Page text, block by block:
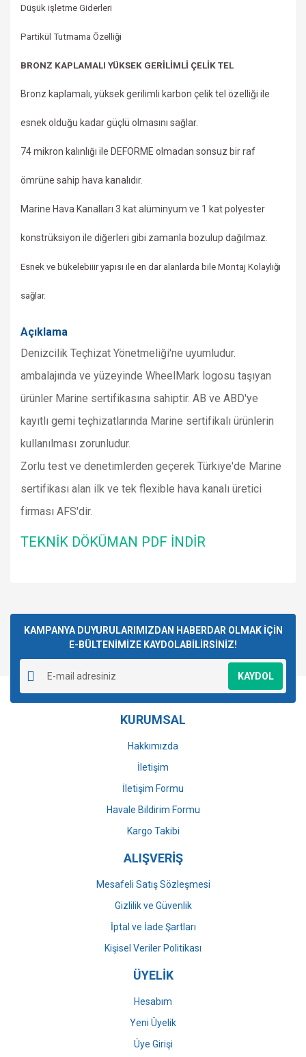
Düşük işletme Giderleri
Partikül Tutmama Özelliği
BRONZ KAPLAMALI YÜKSEK GERİLİMLİ ÇELİK TEL
Bronz kaplamalı, yüksek gerilimli karbon çelik tel özelliği ile
esnek olduğu kadar güçlü olmasını sağlar.
74 mikron kalınlığı ile DEFORME olmadan sonsuz bir raf
ömrüne sahip hava kanalıdır.
Marine Hava Kanalları 3 kat alüminyum ve 1 kat polyester
konstrüksiyon ile diğerleri gibi zamanla bozulup dağılmaz.
Esnek ve bükelebiiir yapısı ile en dar alanlarda bile Montaj Kolaylığı
sağlar.
Açıklama
Denizcilik Teçhizat Yönetmeliği'ne uyumludur.
ambalajında ve yüzeyinde WheelMark logosu taşıyan
ürünler Marine sertifikasına sahiptir. AB ve ABD'ye
kayıtlı gemi teçhizatlarında Marine sertifikalı ürünlerin
kullanılması zorunludur.
Zorlu test ve denetimlerden geçerek Türkiye'de Marine
sertifikası alan ilk ve tek flexible hava kanalı üretici
firması AFS'dir.
TEKNİK DÖKÜMAN PDF İNDİR
Yorum Yaz
kullanarak tarafımıza iletebilirsiniz.
Görüş ve önerileriniz için teşekkür ederiz.
Ürün resmi kalitesiz, bozuk veya görüntülenemiyor.
Ürün açıklamasında eksik bilgiler bulunuyor.
Ürün bilgilerinde hatalar bulunuyor.
Ürün fiyatı diğer sitelerden daha pahalı.
Gönder
KAMPANYA DUYURULARIMIZDAN HABERDAR OLMAK İÇİN
E-BÜLTENİMİZE KAYDOLABİLİRSİNİZ!
KAYDOL
KURUMSAL
Hakkımızda
İletişim
İletişim Formu
Havale Bildirim Formu
Kargo Takibi
ALIŞVERİŞ
Mesafeli Satış Sözleşmesi
Gizlilik ve Güvenlik
İptal ve İade Şartları
Kişisel Veriler Politikası
ÜYELİK
Hesabım
Yeni Üyelik
Üye Girişi